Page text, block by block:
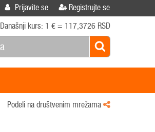
Prijavite se Registrujte se
Današnji kurs: 1 € = 117,3726 RSD
Podeli na društvenim mrežama